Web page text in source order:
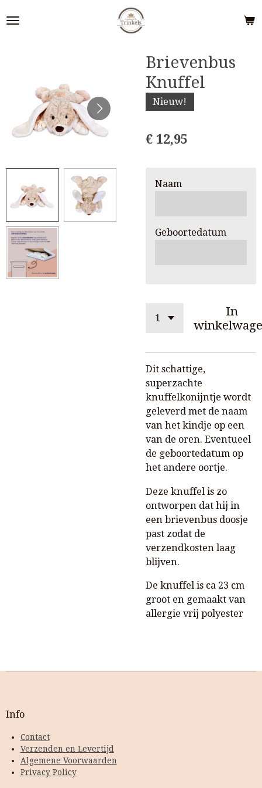
direct
Brievenbus
Knuffel
Nieuw!
€ 12,95
Naam
Geboortedatum
In
Dit schattige,
superzachte
knuffelkonijntje wordt
geleverd met de naam
van het kindje op een
van de oren. Eventueel
de geboortedatum op
het andere oortje.
Deze knuffel is zo
ontworpen dat hij in
een brievenbus doosje
past zodat de
verzendkosten laag
blijven.
De knuffel is ca 23 cm
groot en gemaakt van
allergie vrij polyester
Info
Contact
Verzenden en Levertijd
Algemene Voorwaarden
Privacy Policy